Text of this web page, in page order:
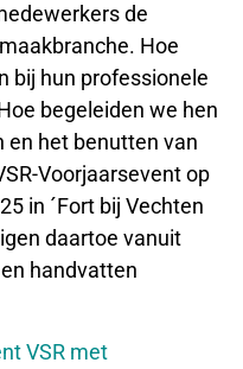
de
Hoe
bij hun professionele
begeleiden we hen
en het benutten van
Voorjaarsevent op
in ´Fort bij Vechten
daartoe vanuit
handvatten
VSR met